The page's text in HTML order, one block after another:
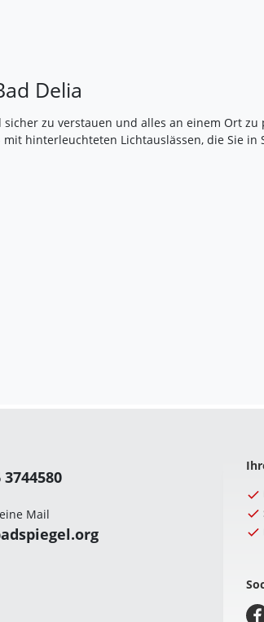
Delia
zu verstauen und alles an einem Ort
hinterleuchteten Lichtauslässen, die Sie in
3744580
Mail